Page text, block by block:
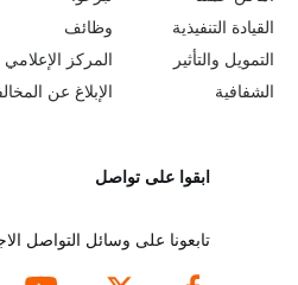
r
n
القيادة التنفيذية
التمويل والتأثير
الشفافية
e
y
n
d
وظائف
المركز الإعلامي
الإبلاغ عن
ابقوا على تواصل
تابعونا على وسائل التواصل